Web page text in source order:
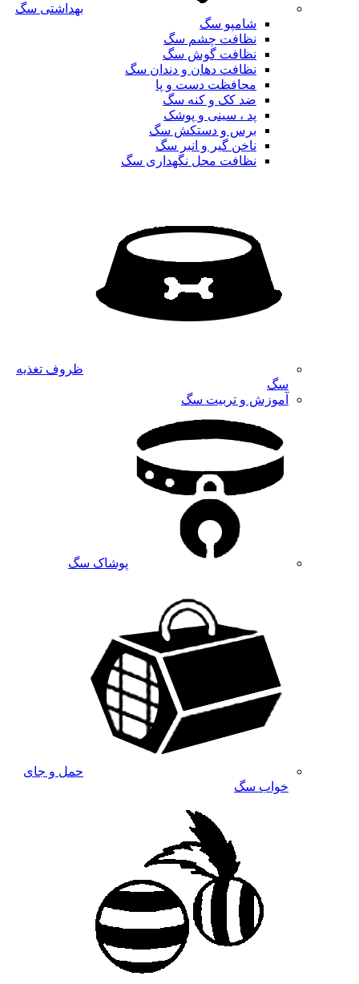
بهداشتی سگ
شامپو سگ
نظافت چشم سگ
نظافت گوش سگ
نظافت دهان و دندان سگ
محافظت دست و پا
ضد کک و کنه سگ
پد ، سینی و پوشک
برس و دستکش سگ
ناخن گیر و انبر سگ
نظافت محل نگهداری سگ
ظروف تغذیه
سگ
آموزش و تربیت سگ
پوشاک سگ
حمل و جای
خواب سگ